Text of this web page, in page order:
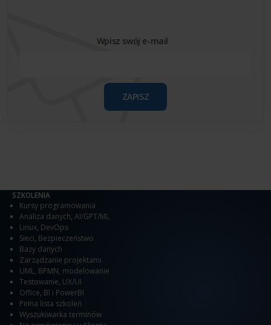
Wpisz swój e-mail
ZAPISZ
SZKOLENIA
Kursy programowania
Analiza danych, AI/GPT/ML
Linux, DevOps
Sieci, Bezpieczeństwo
Bazy danych
Zarządzanie projektami
UML, BPMN, modelowanie
Testowanie, UX/UI
Office, BI i PowerBI
Pełna lista szkoleń
Wyszukiwarka terminów